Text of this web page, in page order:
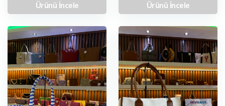
Ürünü İncele Ürünü İncele